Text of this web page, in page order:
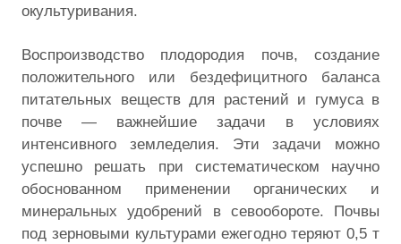
окультуривания.
Воспроизводство плодородия почв, создание
положительного или бездефицитного баланса
питательных веществ для растений и гумуса в
почве — важнейшие задачи в условиях
интенсивного земледелия. Эти задачи можно
успешно решать при систематическом научно
обоснованном применении органических и
минеральных удобрений в севообороте. Почвы
под зерновыми культурами ежегодно теряют 0,5 т